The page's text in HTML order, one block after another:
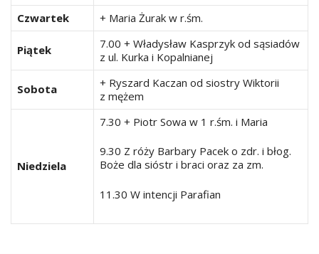
Czwartek
+ Maria Żurak w r.śm.
Piątek
7.00 + Władysław Kasprzyk od sąsiadów
z ul. Kurka i Kopalnianej
Sobota
+ Ryszard Kaczan od siostry Wiktorii
z mężem
Niedziela
7.30 + Piotr Sowa w 1 r.śm. i Maria
9.30 Z róży Barbary Pacek o zdr. i błog.
Boże dla sióstr i braci oraz za zm.
11.30 W intencji Parafian